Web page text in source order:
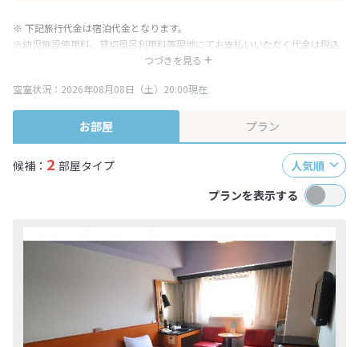
つづきを見る
※ 下記旅行代金は宿泊代金となります。
※幼児施設使用料、貸切風呂利用料等現地にてお支払いいただく代金は税込
み表記となりますが、消費税増税に伴い代金が一部変更となる場合がござい
※表示されている旅行代金・プラン内容は一定時間ごとに更新されます。最
終確認画面でご確認ください。
空室状況：2026年08月08日（土）20:00現在
お部屋 プラン
候補： 2 部屋タイプ
人気順
プランを表示する